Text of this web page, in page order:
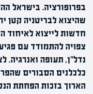
בפרופורציה. בישראל
שהיצוא לבריטניה קטן
חדשות לייצוא לאיחוד
צפויה להתמודד עם
נדל״ן, תעופה ואנרגיה.
כלכלנים הסבורים
הארוך בזכות הפחתת